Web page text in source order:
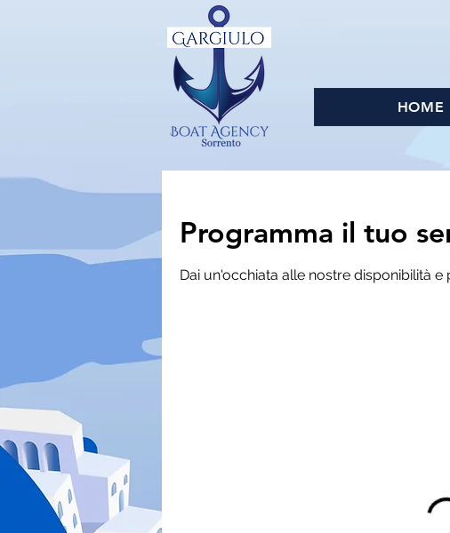
HOME
Programma il tuo
Dai un'occhiata alle nostre disponibilità